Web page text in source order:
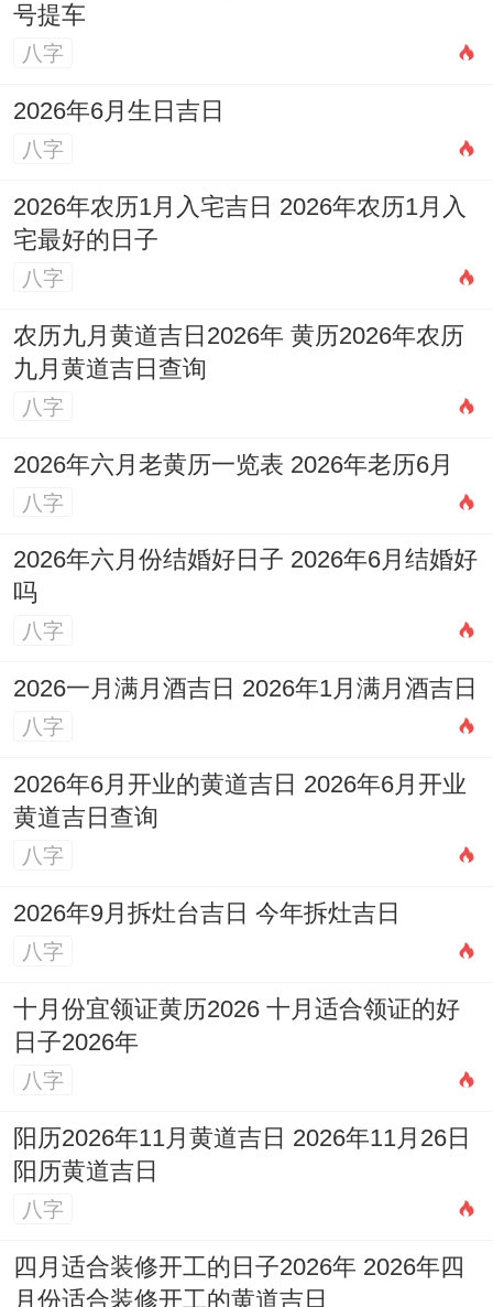
号提车
八字
2026年6月生日吉日
八字
2026年农历1月入宅吉日 2026年农历1月入
宅最好的日子
八字
农历九月黄道吉日2026年 黄历2026年农历
九月黄道吉日查询
八字
2026年六月老黄历一览表 2026年老历6月
八字
2026年六月份结婚好日子 2026年6月结婚好
吗
八字
2026一月满月酒吉日 2026年1月满月酒吉日
八字
2026年6月开业的黄道吉日 2026年6月开业
黄道吉日查询
八字
2026年9月拆灶台吉日 今年拆灶吉日
八字
十月份宜领证黄历2026 十月适合领证的好
日子2026年
八字
阳历2026年11月黄道吉日 2026年11月26日
阳历黄道吉日
八字
四月适合装修开工的日子2026年 2026年四
月份适合装修开工的黄道吉日